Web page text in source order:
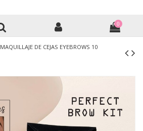
0
MAQUILLAJE DE CEJAS EYEBROWS 10